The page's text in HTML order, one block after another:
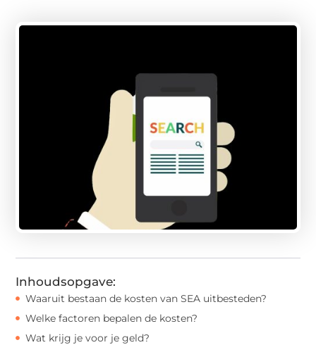
Inhoudsopgave:
Waaruit bestaan de kosten van SEA uitbesteden?
Welke factoren bepalen de kosten?
Wat krijg je voor je geld?